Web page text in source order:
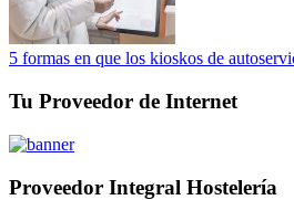
5 formas en que los kioskos de
Tu Proveedor de Internet
Proveedor Integral Hostelería